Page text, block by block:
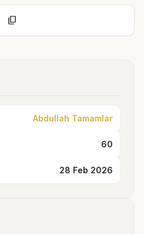
content_copy
Abdullah Tamamlar
60
28 Feb 2026